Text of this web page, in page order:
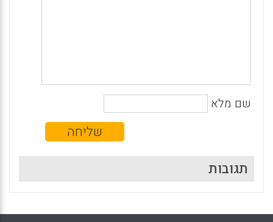
שם מלא
תגובות